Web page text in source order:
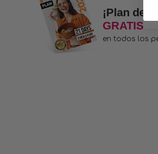
¡Plan de
GRATIS
en todos los